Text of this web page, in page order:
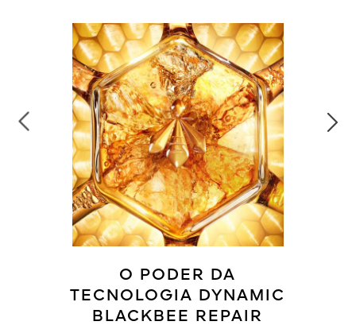
O PODER DA
TECNOLOGIA DYNAMIC
BLACKBEE REPAIR